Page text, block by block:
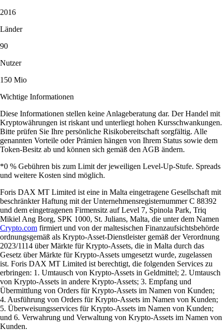
2016
Länder
90
Nutzer
150 Mio
Wichtige Informationen
Diese Informationen stellen keine Anlageberatung dar. Der Handel mit
Kryptowährungen ist riskant und unterliegt hohen Kursschwankungen.
Bitte prüfen Sie Ihre persönliche Risikobereitschaft sorgfältig. Alle
genannten Vorteile oder Prämien hängen von Ihrem Status sowie dem
Token-Besitz ab und können sich gemäß den AGB ändern.
*0 % Gebühren bis zum Limit der jeweiligen Level-Up-Stufe. Spreads
und weitere Kosten sind möglich.
Foris DAX MT Limited ist eine in Malta eingetragene Gesellschaft mit
beschränkter Haftung mit der Unternehmensregisternummer C 88392
und dem eingetragenen Firmensitz auf Level 7, Spinola Park, Triq
Mikiel Ang Borg, SPK 1000, St. Julians, Malta, die unter dem Namen
Crypto.com firmiert und von der maltesischen Finanzaufsichtsbehörde
ordnungsgemäß als Krypto-Asset-Dienstleister gemäß der Verordnung
2023/1114 über Märkte für Krypto-Assets, die in Malta durch das
Gesetz über Märkte für Krypto-Assets umgesetzt wurde, zugelassen
ist. Foris DAX MT Limited ist berechtigt, die folgenden Services zu
erbringen: 1. Umtausch von Krypto-Assets in Geldmittel; 2. Umtausch
von Krypto-Assets in andere Krypto-Assets; 3. Empfang und
Übermittlung von Orders für Krypto-Assets im Namen von Kunden;
4. Ausführung von Orders für Krypto-Assets im Namen von Kunden;
5. Überweisungsservices für Krypto-Assets im Namen von Kunden;
und 6. Verwahrung und Verwaltung von Krypto-Assets im Namen von
Kunden.